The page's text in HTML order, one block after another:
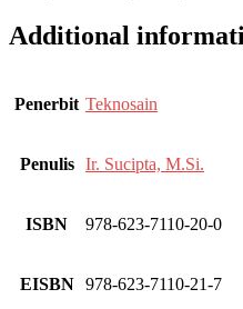
Additional
Penerbit Teknosain
Penulis Ir. Sucipta, M.Si.
ISBN 978-623-7110-20-0
EISBN 978-623-7110-21-7